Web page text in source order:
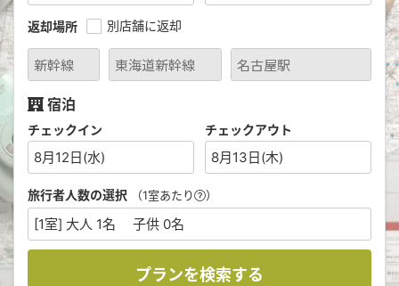
返却場所 別店舗に返却
宿泊
チェックイン
8月12日(水)
チェックアウト
8月13日(木)
旅行者人数の選択 （1室あたり ）
[1室] 大人 1名 子供 0名
プランを検索する